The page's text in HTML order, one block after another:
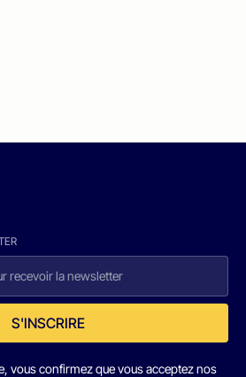
S'INSCRIRE
vous confirmez que vous acceptez nos